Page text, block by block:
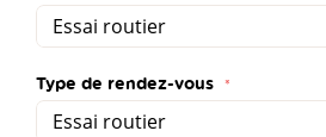
Type de rendez-vous